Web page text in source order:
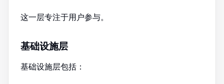
这一层专注于用户参与。
基础设施层
基础设施层包括：